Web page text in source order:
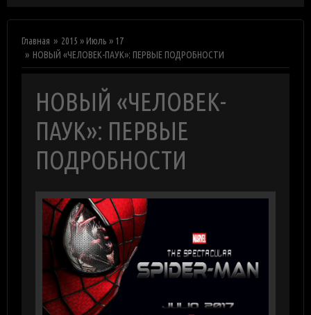
Главная 2015 » Июль » 17
НОВЫЙ «ЧЕЛОВЕК-ПАУК»: ПЕРВЫЕ ПОДРОБНОСТИ
НОВЫЙ «ЧЕЛОВЕК-
ПАУК»: ПЕРВЫЕ
ПОДРОБНОСТИ